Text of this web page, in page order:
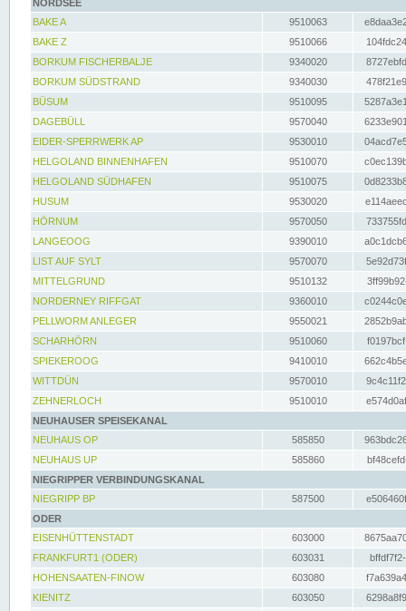
NORDSEE
BAKE A
9510063
BAKE Z
9510066
BORKUM FISCHERBALJE
9340020
BORKUM SÜDSTRAND
9340030
BÜSUM
9510095
DAGEBÜLL
9570040
EIDER-SPERRWERK AP
9530010
HELGOLAND BINNENHAFEN
9510070
HELGOLAND SÜDHAFEN
9510075
HUSUM
9530020
HÖRNUM
9570050
LANGEOOG
9390010
LIST AUF SYLT
9570070
MITTELGRUND
9510132
NORDERNEY RIFFGAT
9360010
PELLWORM ANLEGER
9550021
SCHARHÖRN
9510060
SPIEKEROOG
9410010
WITTDÜN
9570010
ZEHNERLOCH
9510010
NEUHAUSER SPEISEKANAL
NEUHAUS OP
585850
NEUHAUS UP
585860
NIEGRIPPER VERBINDUNGSKANAL
NIEGRIPP BP
587500
ODER
EISENHÜTTENSTADT
603000
FRANKFURT1 (ODER)
603031
HOHENSAATEN-FINOW
603080
KIENITZ
603050